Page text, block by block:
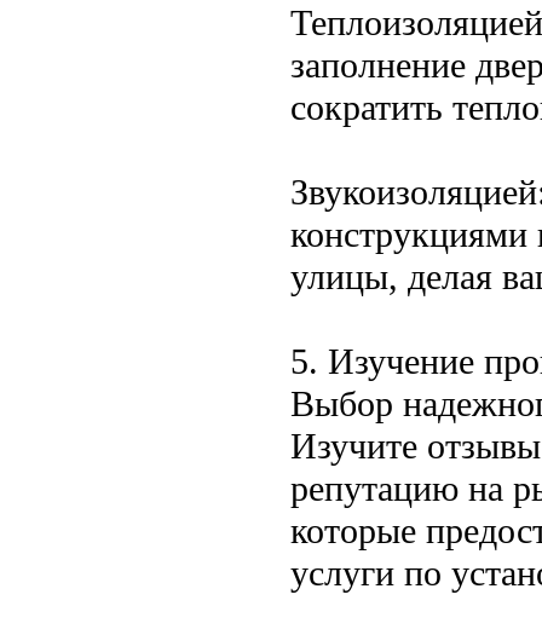
заполнение
сократить
улицы, делая
5. Изучение
Выбор
Изучите
репутацию на
которые
услуги по